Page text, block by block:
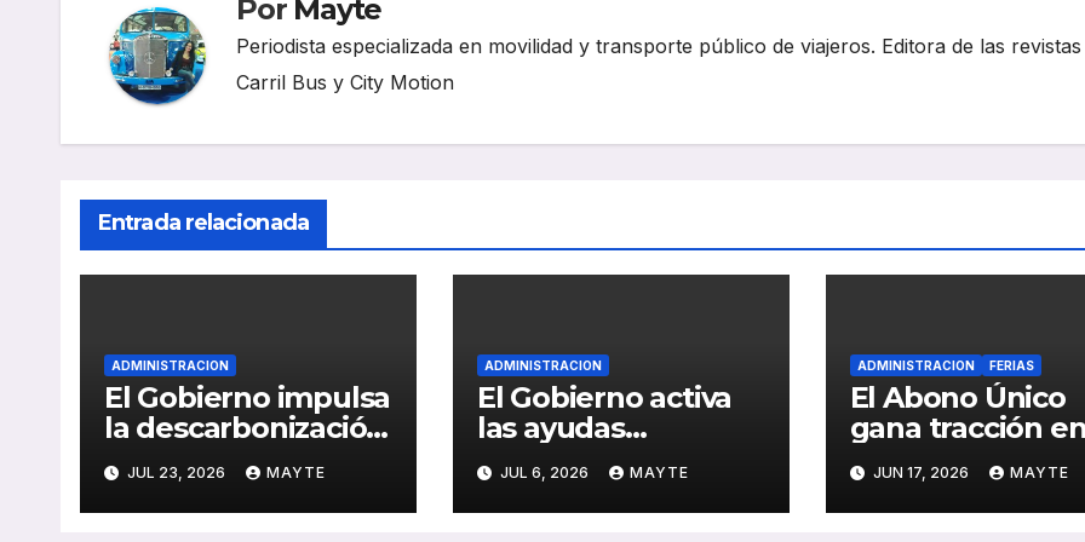
Por Mayte
Periodista especializada en movilidad y transporte público de viajeros. Editora de las revistas
Carril Bus y City Motion
Entrada relacionada
ADMINISTRACION
El Gobierno impulsa
la descarbonización
del transporte por
carretera con
nuevos objetivos
JUL 23, 2026 MAYTE
ADMINISTRACION
El Gobierno activa
las ayudas
extraordinarias al
transporte por
carretera para
JUL 6, 2026 MAYTE
ADMINISTRACION FERIAS
El Abono Único
gana tracción
Global Mobility
más de 1,5
de viajes en sus
JUN 17, 2026 MAYTE